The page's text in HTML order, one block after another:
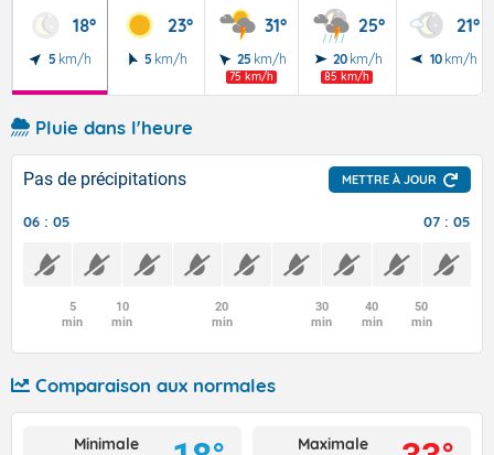
18°
5 km/h
23°
5 km/h
31°
25 km/h
75 km/h
25°
20 km/h
85 km/h
21°
10 km/h
Pluie dans l'heure
Pas de précipitations METTRE À JOUR
06 : 05 07 : 05
5
min
10
min
20
min
30
min
40
min
50
min
Comparaison aux normales
Minimale
Maximale